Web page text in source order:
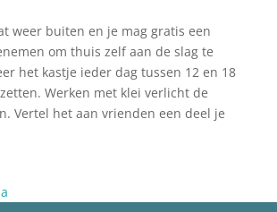
weer buiten en je mag gratis een
om thuis zelf aan de slag te
het kastje ieder dag tussen 12 en 18
Werken met klei verlicht de
Vertel het aan vrienden een deel je